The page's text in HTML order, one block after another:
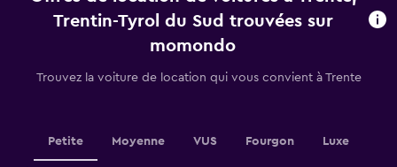
Trentin-Tyrol du Sud trouvées sur
momondo
Trouvez la voiture de location qui vous convient à Trente
Petite Moyenne VUS Fourgon Luxe